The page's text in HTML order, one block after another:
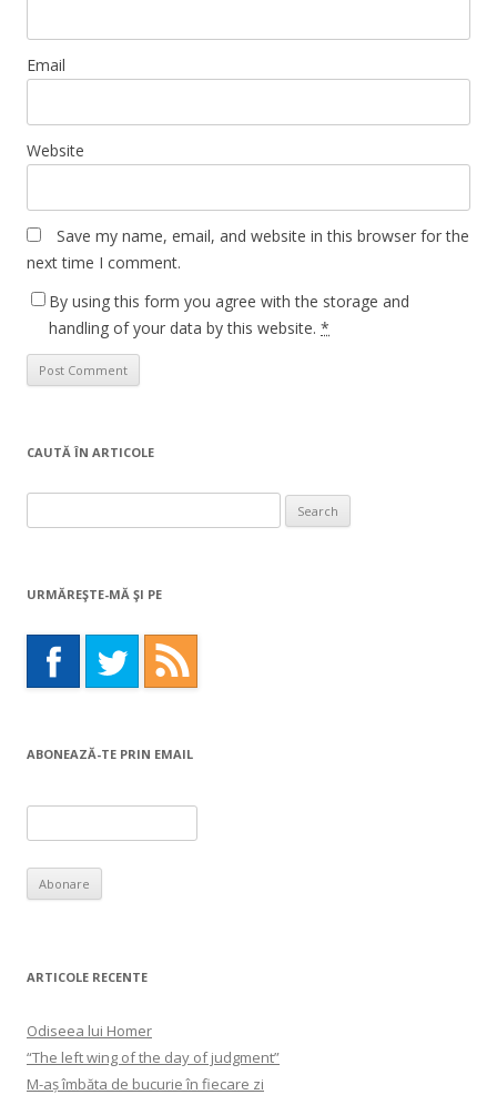
Email
Website
Save my name, email, and website in this browser for the
next time I comment.
By using this form you agree with the storage and
handling of your data by this website. *
CAUTĂ ÎN ARTICOLE
for:
URMĂREŞTE-MĂ ŞI PE
ABONEAZĂ-TE PRIN EMAIL
ARTICOLE RECENTE
Odiseea lui Homer
“The left wing of the day of judgment”
M-aș îmbăta de bucurie în fiecare zi